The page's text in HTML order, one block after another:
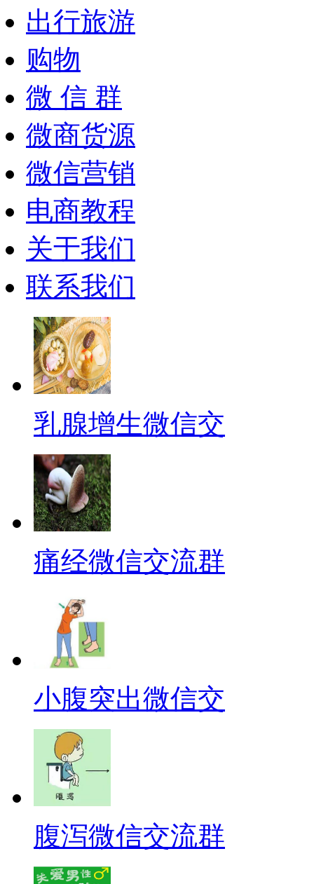
出行旅游
购物
微 信 群
微商货源
微信营销
电商教程
关于我们
联系我们
乳腺增生微信交
痛经微信交流群
小腹突出微信交
腹泻微信交流群